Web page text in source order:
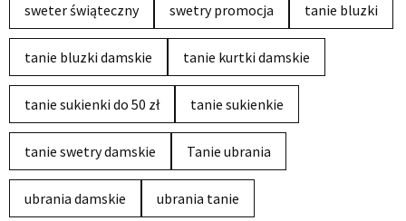
sweter świąteczny swetry promocja tanie bluzki
tanie bluzki damskie tanie kurtki damskie
tanie sukienki do 50 zł tanie sukienkie
tanie swetry damskie Tanie ubrania
ubrania damskie ubrania tanie